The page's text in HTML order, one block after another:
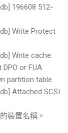
196608 512-
Write Protect
Write cache:
or FUA
partition table
Attached SCSI
裝置名稱。